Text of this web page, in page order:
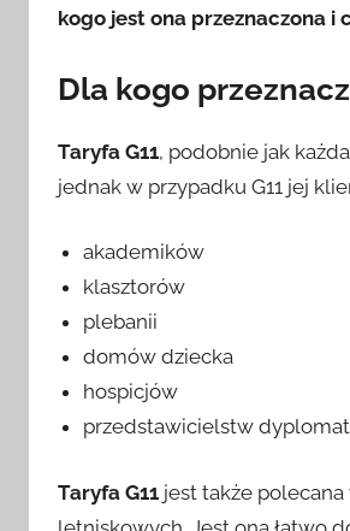
kogo jest ona przeznaczona i
Dla kogo
Taryfa G11, podobnie jak
jednak w przypadku G11 jej
akademików
klasztorów
plebanii
domów dziecka
hospicjów
przedstawicielstw
Taryfa G11 jest także